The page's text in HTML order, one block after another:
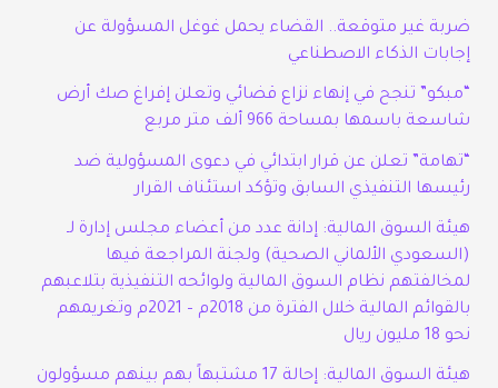
ضربة غير متوقعة.. القضاء يحمل غوغل المسؤولة عن
إجابات الذكاء الاصطناعي
“مبكو” تنجح في إنهاء نزاع قضائي وتعلن إفراغ صك أرض
شاسعة باسمها بمساحة 966 ألف متر مربع
“تهامة” تعلن عن قرار ابتدائي في دعوى المسؤولية ضد
رئيسها التنفيذي السابق وتؤكد استئناف القرار
هيئة السوق المالية: إدانة عدد من أعضاء مجلس إدارة لـ
(السعودي الألماني الصحية) ولجنة المراجعة فيها
لمخالفتهم نظام السوق المالية ولوائحه التنفيذية بتلاعبهم
بالقوائم المالية خلال الفترة من 2018م – 2021م وتغريمهم
نحو 18 مليون ريال
هيئة السوق المالية: إحالة 17 مشتبهاً بهم بينهم مسؤولون